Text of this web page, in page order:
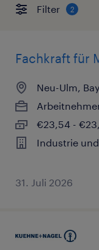
Filter 2
Fachkraft für
Neu-Ulm,
€23,54 -
Industrie
31. Juli 2026